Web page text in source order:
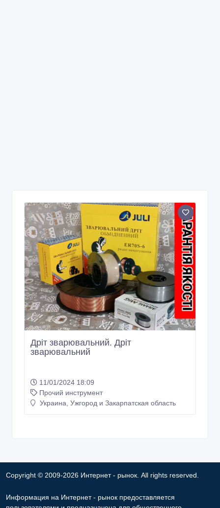
Дріт зварювальний. Дріт
зварювальний
11/01/2024 18:09
Прочий инструмент
Украина, Ужгород и Закарпатская область
Copyright © 2009-2026 Интернет - рынок. All rights reserved.
Информация на Интернет - рынок предоставляется